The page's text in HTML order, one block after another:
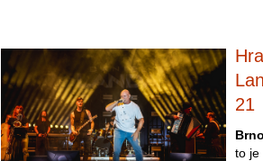
21
to je